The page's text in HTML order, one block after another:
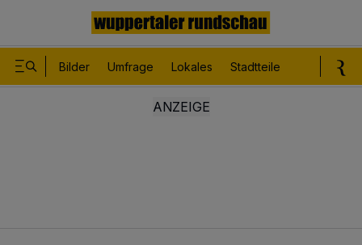
Bilder Umfrage Lokales Stadtteile